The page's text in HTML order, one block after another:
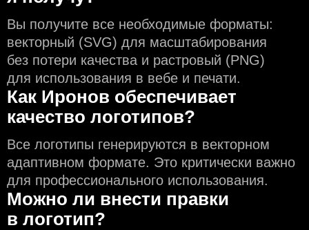
Вы получите все необходимые форматы:
векторный (SVG) для масштабирования
без потери качества и растровый (PNG)
для использования в вебе и печати.
Как Иронов обеспечивает
качество логотипов?
Все логотипы генерируются в векторном
адаптивном формате. Это критически важно
для профессионального использования.
Можно ли внести правки
в логотип?